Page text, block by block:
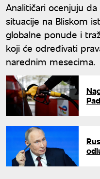
Analitičari ocenjuju
situacije na Bliskom
globalne ponude i
koji će određivati
narednim mesecima.